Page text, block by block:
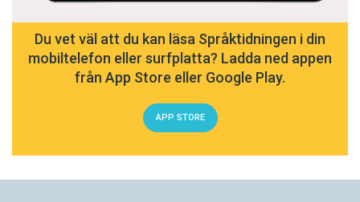
Du vet väl att du kan läsa Språktidningen i din
mobiltelefon eller surfplatta? Ladda ned appen
från App Store eller Google Play.
APP STORE